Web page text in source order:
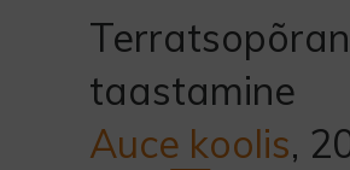
taastamine
Auce koolis,